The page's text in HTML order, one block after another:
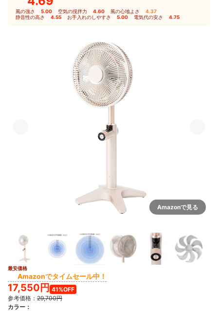
風の強さ 5.00 空気の撹拌力 4.60 風の心地よさ 4.37
静音性の高さ 4.55 お手入れのしやすさ 5.00 電気代の安さ 4.75
Amazonで見る
最安価格
Amazonでタイムセール中！
17,550円 41%OFF
参考価格： 29,700円
カラー ：